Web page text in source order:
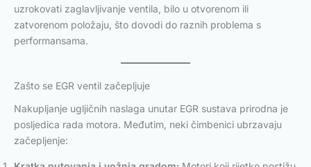
uzrokovati zaglavljivanje ventila, bilo u otvorenom ili
zatvorenom položaju, što dovodi do raznih problema s
performansama.
Zašto se EGR ventil začepljuje
Nakupljanje ugljičnih naslaga unutar EGR sustava prirodna je
posljedica rada motora. Međutim, neki čimbenici ubrzavaju
začepljenje: